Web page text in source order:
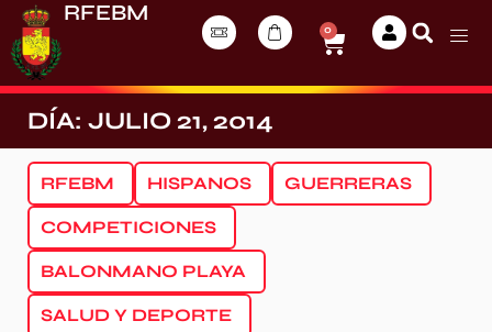
RFEBM
0
DÍA: JULIO 21, 2014
RFEBM HISPANOS GUERRERAS
COMPETICIONES
BALONMANO PLAYA
SALUD Y DEPORTE